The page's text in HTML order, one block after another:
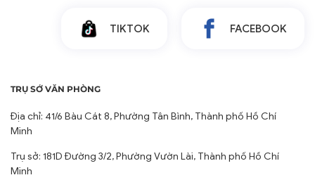
TIKTOK FACEBOOK
TRỤ SỞ VĂN PHÒNG
Địa chỉ: 41/6 Bàu Cát 8, Phường Tân Bình, Thành phố Hồ Chí
Minh
Trụ sở: 181D Đường 3/2, Phường Vườn Lài, Thành phố Hồ Chí
Minh